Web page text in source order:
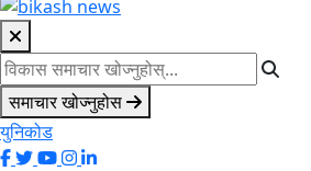
समाचार खोज्नुहोस
युनिकोड